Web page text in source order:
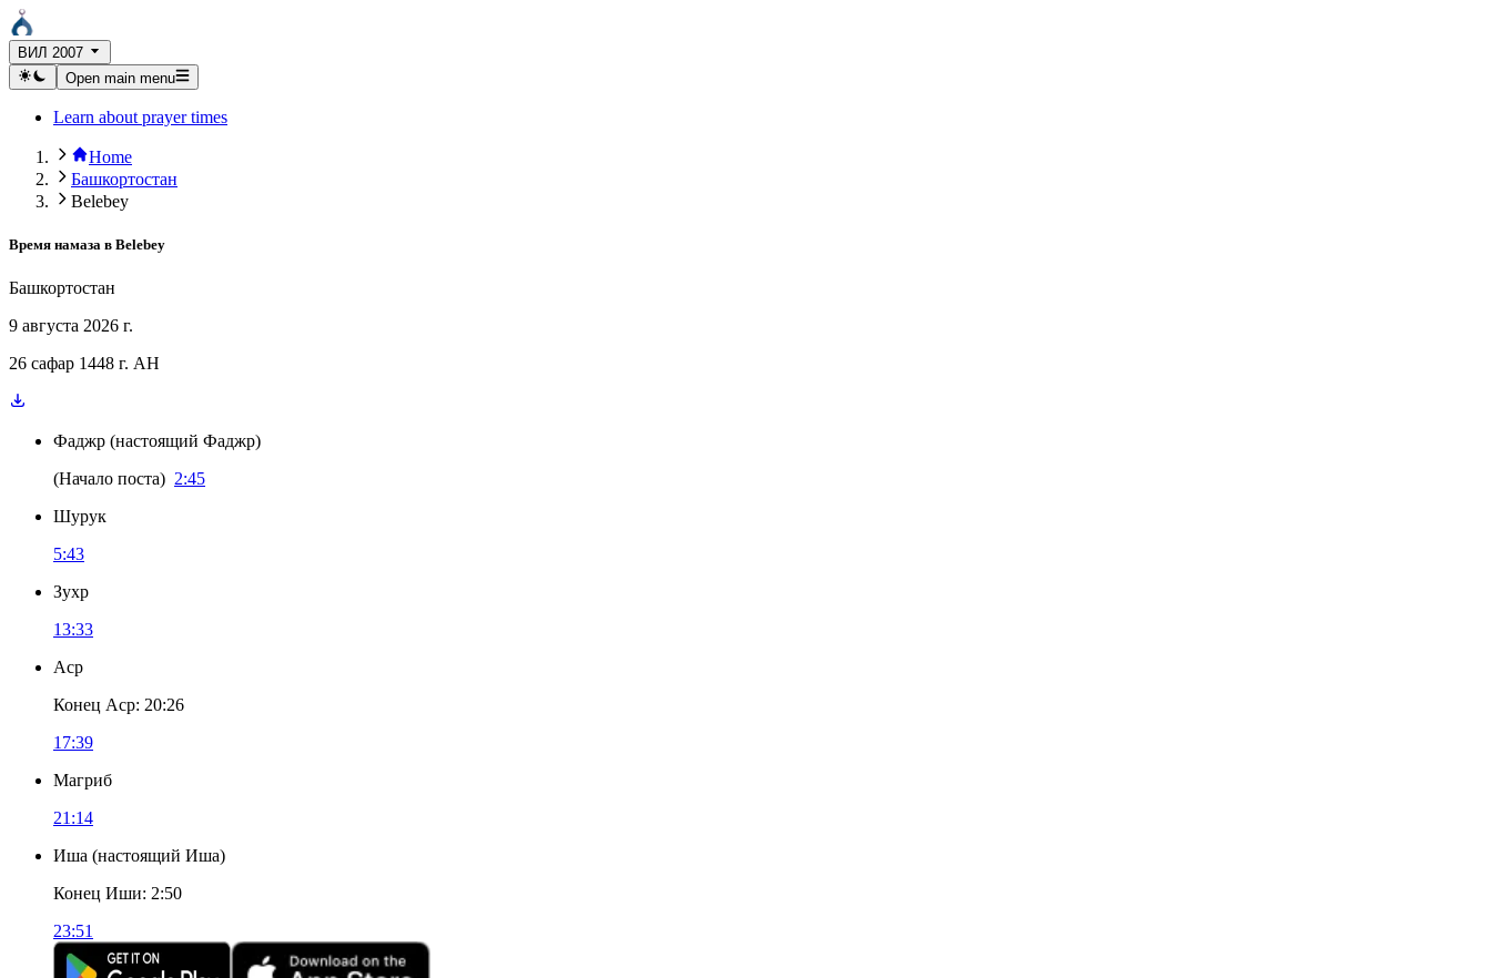
ВИЛ 2007
Open main menu
Learn about prayer times
Home
Башкортостан
Belebey
Время намаза в Belebey
Башкортостан
9 августа 2026 г.
26 сафар 1448 г. AH
Фаджр (настоящий Фаджр)
(Начало поста) 2:45
Шурук
5:43
Зухр
13:33
Аср
Конец Аср: 20:26
17:39
Магриб
21:14
Иша (настоящий Иша)
Конец Иши: 2:50
23:51